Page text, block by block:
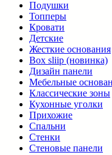
Подушки
Топперы
Кровати
Детские
Жесткие основания
Box sliip (новинка)
Дизайн панели
Мебельные
Классические зоны
Кухонные уголки
Прихожие
Спальни
Стенки
Стеновые панели